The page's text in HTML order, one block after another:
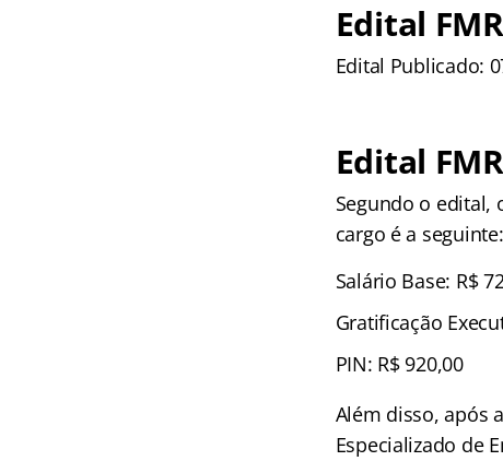
Edital
Edital Publicado:
Edital
Segundo o edital,
cargo é a seguinte:
Salário Base: R$
Gratificação
PIN: R$ 920,00
Além disso, após
Especializado de